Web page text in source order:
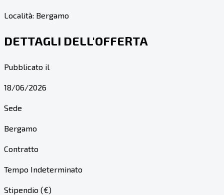
Località: Bergamo
DETTAGLI DELL'OFFERTA
Pubblicato il
18/06/2026
Sede
Bergamo
Contratto
Tempo Indeterminato
Stipendio (€)